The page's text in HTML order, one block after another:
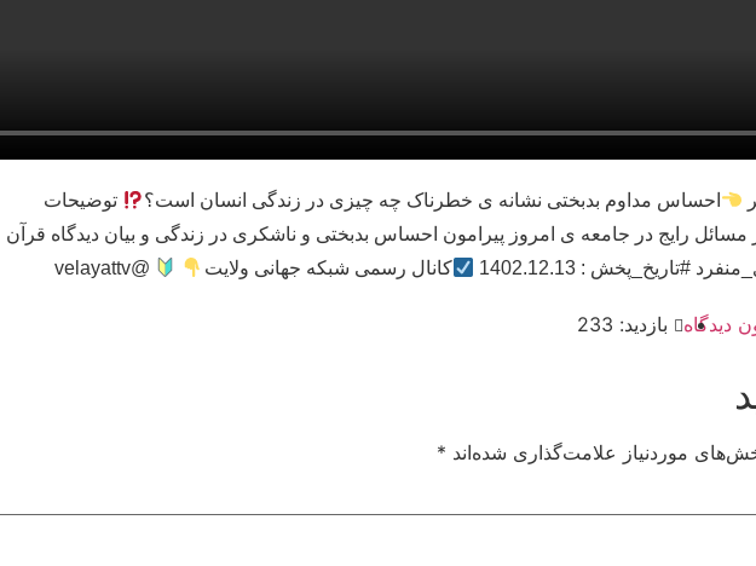
احساس مداوم بدبختی نشانه ی خطرناک چه چیزی در زندگی انسان است؟
توضیحات
رایج در جامعه ی امروز پیرامون احساس بدبختی و ناشکری در زندگی و بیان دیدگاه قرآن
#تاریخ_پخش : 1402.12.13 کانال رسمی شبکه جهانی ولایت @velayattv
دیدگاه بازدید: 233
موردنیاز علامت‌گذاری شده‌اند *